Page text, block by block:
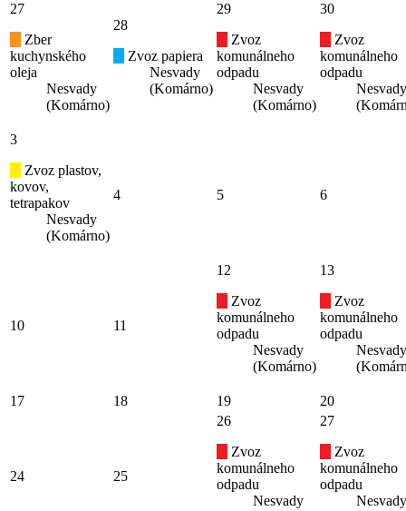
27
Zber
kuchynského
oleja
Nesvady
(Komárno)
28
Zvoz papiera
Nesvady
(Komárno)
29
Zvoz
komunálneho
odpadu
Nesvady
(Komárno)
30
Zvoz
komunálneho
odpadu
Nesvady
3
Zvoz plastov,
kovov,
tetrapakov
Nesvady
(Komárno)
4 5 6
10 11
12
Zvoz
komunálneho
odpadu
Nesvady
(Komárno)
13
Zvoz
komunálneho
odpadu
Nesvady
17 18 19 20
24 25
26
Zvoz
komunálneho
odpadu
Nesvady
27
Zvoz
komunálneho
odpadu
Nesvady